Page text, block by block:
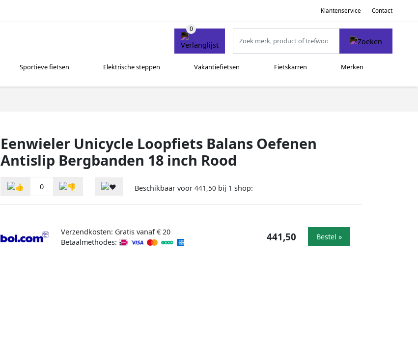
Klantenservice Contact
Sportieve fietsen Elektrische steppen Vakantiefietsen Fietskarren Merken
Eenwieler Unicycle Loopfiets Balans Oefenen
Antislip Bergbanden 18 inch Rood
0 Beschikbaar voor 441,50 bij 1 shop:
Verzendkosten: Gratis vanaf € 20
Betaalmethodes:
441,50 Bestel »